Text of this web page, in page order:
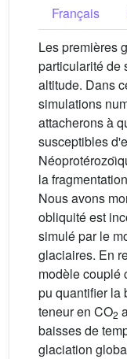
Français
Les premières
particularité de
altitude. Dans
simulations
attacherons à
susceptibles
la
Nous avons
obliquité est
simulé par le
glaciaires. En
modèle couplé
pu quantifier la
teneur en CO2
baisses de
glaciation